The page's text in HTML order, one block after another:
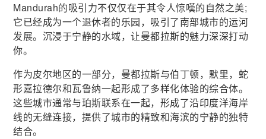
Mandurah的吸引力不仅仅在于其令人惊嘆的自然之美;
它已经成为一个退休者的乐园，吸引了南部城市的运河
发展。沉浸于宁静的水域，让曼都拉斯的魅力深深打动
你。
作为皮尔地区的一部分，曼都拉斯与伯丁顿，默里，蛇
形嘉拉德尔和瓦鲁纳一起形成了多样化体验的综合体。
这些城市通常与珀斯联系在一起，形成了沿印度洋海岸
线的无缝连接，提供了城市的精致和海滨的宁静的独特
结合。